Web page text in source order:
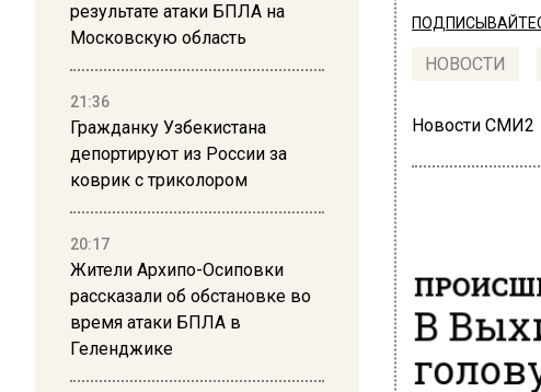
результате атаки БПЛА на
Московскую область
21:36
Гражданку Узбекистана
депортируют из России за
коврик с триколором
20:17
Жители Архипо-Осиповки
рассказали об обстановке во
время атаки БПЛА в
Геленджике
НОВОСТИ
Новости СМИ2
В